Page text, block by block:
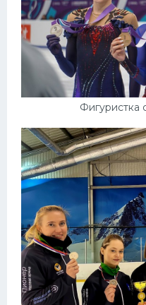
Фигуристка